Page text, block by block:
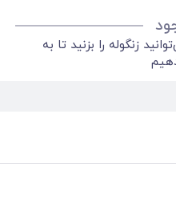
زنگوله را بزنید تا به